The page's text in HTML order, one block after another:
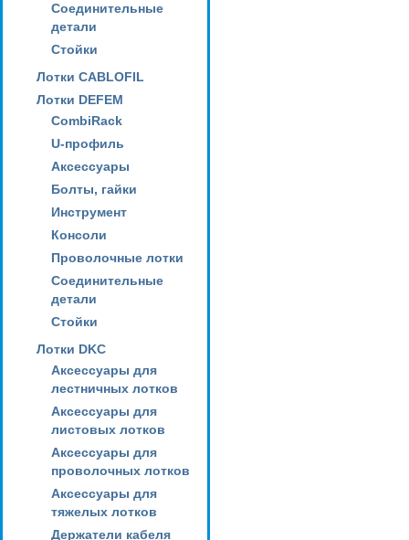
Соединительные
детали
Стойки
Лотки CABLOFIL
Лотки DEFEM
CombiRack
U-профиль
Аксессуары
Болты, гайки
Инструмент
Консоли
Проволочные лотки
Соединительные
детали
Стойки
Лотки DKC
Аксессуары для
лестничных лотков
Аксессуары для
листовых лотков
Аксессуары для
проволочных лотков
Аксессуары для
тяжелых лотков
Держатели кабеля